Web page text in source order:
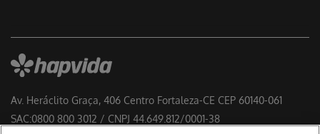
Av. Heráclito Graça, 406 Centro Fortaleza-CE CEP 60140-061
SAC:0800 800 3012 / CNPJ 44.649.812/0001-38